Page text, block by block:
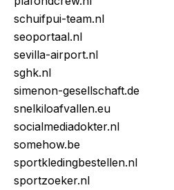
schuifpui-team.nl
seoportaal.nl
sevilla-airport.nl
sghk.nl
simenon-gesellschaft.de
snelkiloafvallen.eu
socialmediadokter.nl
somehow.be
sportkledingbestellen.nl
sportzoeker.nl